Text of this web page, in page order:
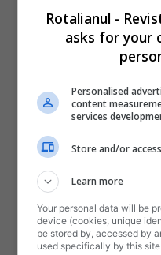
Rotalianul -
asks for your
Personalised
content
services
Store and/or
Learn more
Your personal data will be
device (cookies, unique
be stored by, accessed by
used specifically by this